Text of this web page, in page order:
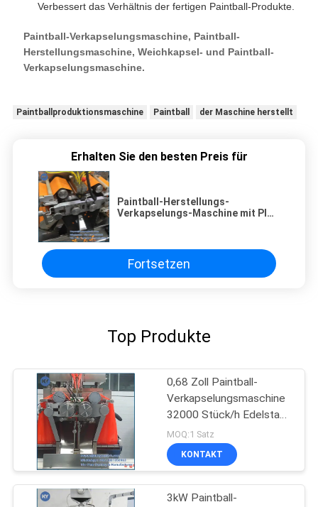
Verbessert das Verhältnis der fertigen Paintball-Produkte.
Paintball-Verkapselungsmaschine, Paintball-
Herstellungsmaschine, Weichkapsel- und Paintball-
Verkapselungsmaschine.
Paintballproduktionsmaschine Paintball der Maschine herstellt
Erhalten Sie den besten Preis für
Paintball-Herstellungs-
Verkapselungs-Maschine mit PID-
Fortsetzen
Top Produkte
0,68 Zoll Paintball-
Verkapselungsmaschine
32000 Stück/h Edelstahl
304
MOQ:1 Satz
KONTAKT
3kW Paintball-